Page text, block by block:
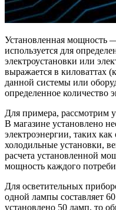
Установленная мощность
используется для
электроустановки или
выражается в киловаттах
данной системы или
определенное количество
Для примера, рассмотрим
В магазине установлено
электроэнергии, таких
холодильные установки,
расчета установленной
мощность каждого
Для осветительных
одной лампы составляет
установлено 50 ламп, то